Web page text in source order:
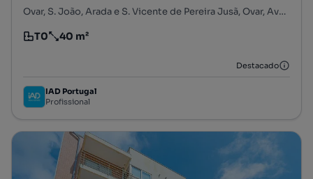
Ovar, S. João, Arada e S. Vicente de Pereira Jusã, Ovar, Aveiro
Tipologia
T0
Preço por metro quadrado
40 m²
Destacado
IAD Portugal
Profissional